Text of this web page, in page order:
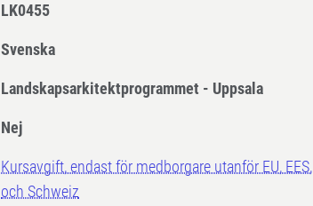
LK0455
Svenska
Landskapsarkitektprogrammet - Uppsala
Nej
Kursavgift, endast för medborgare utanför EU, EES,
och Schweiz